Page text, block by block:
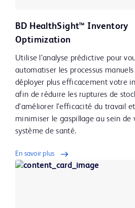
BD HealthSight™ Inventory
Optimization
Utilise l’analyse prédictive pour
automatiser les processus
déployer plus efficacement votre
afin de réduire les ruptures de
d’améliorer l’efficacité du travail
minimiser le gaspillage au sein de
système de santé.
En savoir plus